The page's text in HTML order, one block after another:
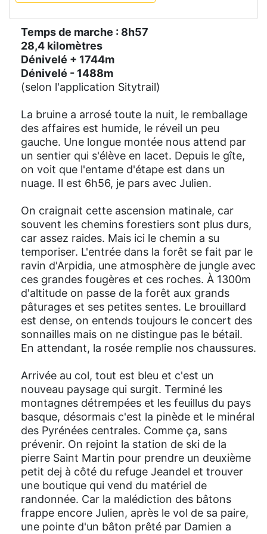
Temps de marche : 8h57
28,4 kilomètres
Dénivelé + 1744m
Dénivelé - 1488m
(selon l'application Sitytrail)
La bruine a arrosé toute la nuit, le remballage
des affaires est humide, le réveil un peu
gauche. Une longue montée nous attend par
un sentier qui s'élève en lacet. Depuis le gîte,
on voit que l'entame d'étape est dans un
nuage. Il est 6h56, je pars avec Julien.
On craignait cette ascension matinale, car
souvent les chemins forestiers sont plus durs,
car assez raides. Mais ici le chemin a su
temporiser. L'entrée dans la forêt se fait par le
ravin d'Arpidia, une atmosphère de jungle avec
ces grandes fougères et ces roches. À 1300m
d'altitude on passe de la forêt aux grands
pâturages et ses petites sentes. Le brouillard
est dense, on entends toujours le concert des
sonnailles mais on ne distingue pas le bétail.
En attendant, la rosée remplie nos chaussures.
Arrivée au col, tout est bleu et c'est un
nouveau paysage qui surgit. Terminé les
montagnes détrempées et les feuillus du pays
basque, désormais c'est la pinède et le minéral
des Pyrénées centrales. Comme ça, sans
prévenir. On rejoint la station de ski de la
pierre Saint Martin pour prendre un deuxième
petit dej à côté du refuge Jeandel et trouver
une boutique qui vend du matériel de
randonnée. Car la malédiction des bâtons
frappe encore Julien, après le vol de sa paire,
une pointe d'un bâton prêté par Damien a